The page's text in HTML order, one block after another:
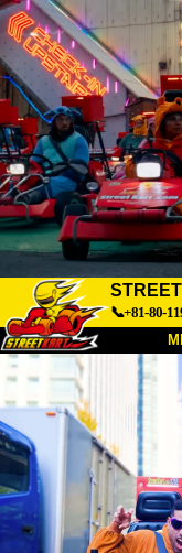
📞+81-80-
Chi Siamo
Accesso
Azienda